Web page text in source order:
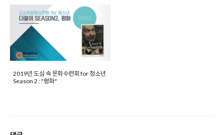
2019년 도심 속 문화수련회 for 청소년
Season 2 : "평화"